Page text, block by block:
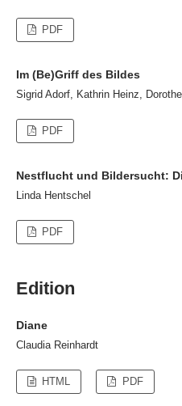
PDF
Im (Be)Griff des Bildes
Sigrid Adorf, Kathrin Heinz,
PDF
Nestflucht und Bildersucht:
Linda Hentschel
PDF
Edition
Diane
Claudia Reinhardt
HTML PDF